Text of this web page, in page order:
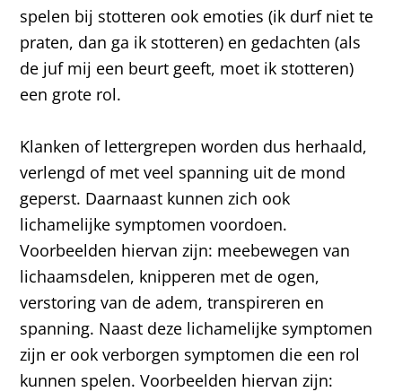
spelen bij stotteren ook emoties (ik durf niet te
praten, dan ga ik stotteren) en gedachten (als
de juf mij een beurt geeft, moet ik stotteren)
een grote rol.
Klanken of lettergrepen worden dus herhaald,
verlengd of met veel spanning uit de mond
geperst. Daarnaast kunnen zich ook
lichamelijke symptomen voordoen.
Voorbeelden hiervan zijn: meebewegen van
lichaamsdelen, knipperen met de ogen,
verstoring van de adem, transpireren en
spanning. Naast deze lichamelijke symptomen
zijn er ook verborgen symptomen die een rol
kunnen spelen. Voorbeelden hiervan zijn: